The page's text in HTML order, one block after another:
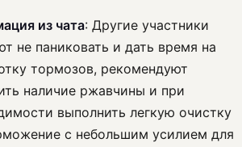
из чата: Другие участники
не паниковать и дать время на
тормозов, рекомендуют
наличие ржавчины и при
выполнить легкую очистку
с небольшим усилием для